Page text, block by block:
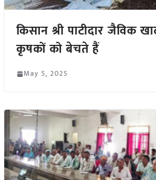
किसान श्री पाटीदार जैविक
कृषकों को बेचते हैं
May 5, 2025